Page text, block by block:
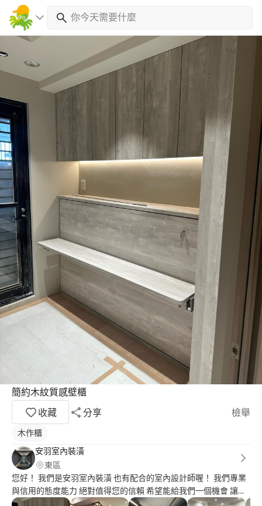
簡約木紋質感壁櫃
收藏
分享 檢舉
木作櫃
安羽室內裝潢
東區
您好！ 我們是安羽室內裝潢 也有配合的室內設計師喔！ 我們專業
與信用的態度能力 絕對值得您的信賴 希望能給我們一個機會 讓您
有一個幸福美滿的家